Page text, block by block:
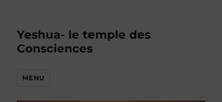
Yeshua- le temple des
Consciences
MENU